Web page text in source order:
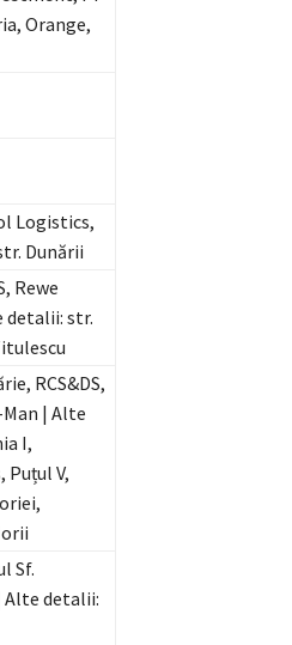
Orange,
Logistics,
Dunării
Rewe
detalii: str.
RCS&DS,
| Alte
I,
Puțul V,
Sf.
Alte detalii: